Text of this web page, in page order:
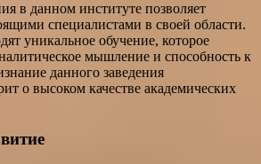
в данном институте позволяет
специалистами в своей области.
уникальное обучение, которое
мышление и способность к
данного заведения
о высоком качестве академических